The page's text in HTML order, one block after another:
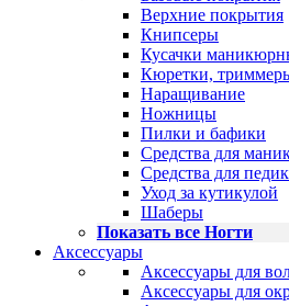
Верхние покрытия
Книпсеры
Кусачки
Кюретки,
Наращивание
Ножницы
Пилки и бафики
Средства для
Средства для
Уход за кутикулой
Шаберы
Показать все Ногти
Аксессуары
Аксессуары для
Аксессуары для